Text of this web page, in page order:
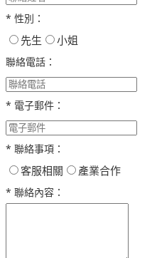
* 性別：
先生 小姐
聯絡電話：
* 電子郵件：
* 聯絡事項：
客服相關 產業合作
* 聯絡內容：